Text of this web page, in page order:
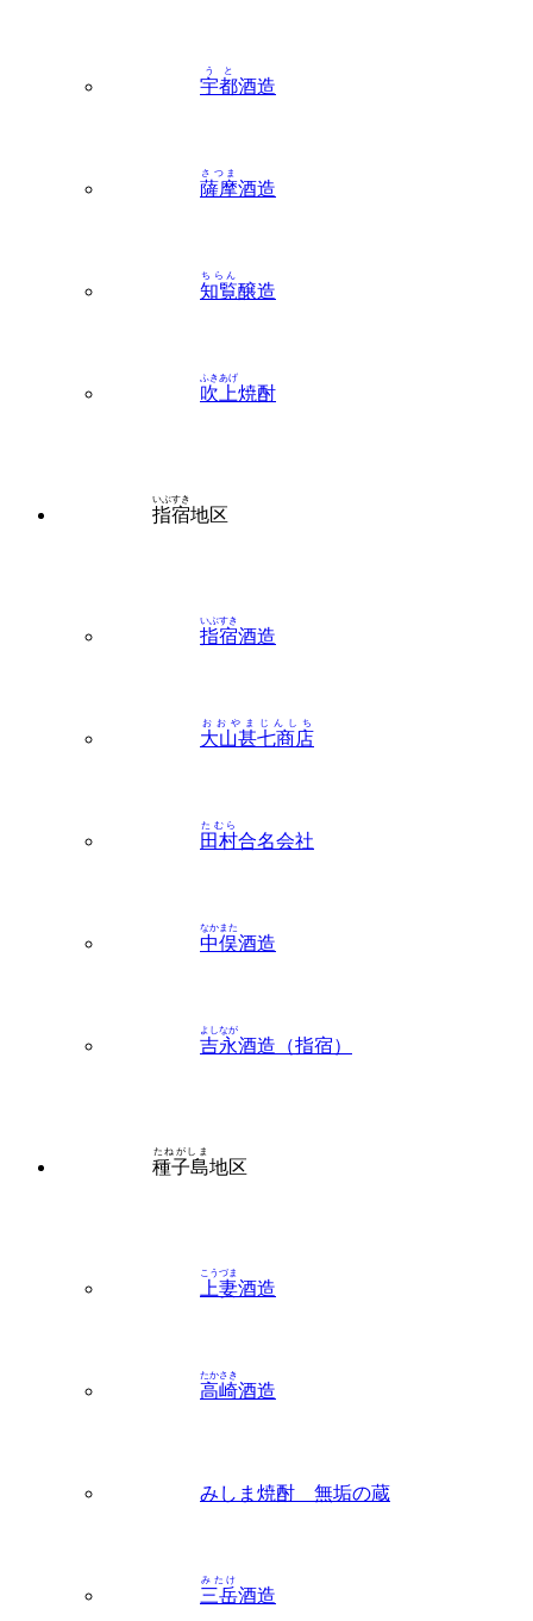
宇都
うと
酒造
薩摩
さつま
酒造
知覧
ちらん
醸造
吹上
ふきあげ
焼酎
指宿
いぶすき
地区
指宿
いぶすき
酒造
大山甚七商店
おおやまじんしち
田村
たむら
合名会社
中俣
なかまた
酒造
吉永
よしなが
酒造（指宿）
種子島
たねがしま
地区
上妻
こうづま
酒造
高崎
たかさき
酒造
みしま焼酎 無垢の蔵
三岳
みたけ
酒造